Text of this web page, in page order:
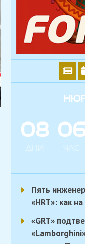
08
ДНИ
0
ЧАС
Пять
«HRT»: как
«GRT»